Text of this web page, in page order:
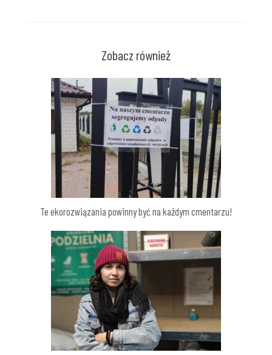
Zobacz również
Te ekorozwiązania powinny być na każdym cmentarzu!